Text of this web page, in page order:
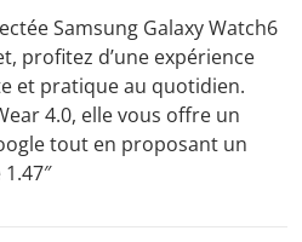
Samsung Galaxy Watch6
profitez d’une expérience
et pratique au quotidien.
4.0, elle vous offre un
tout en proposant un